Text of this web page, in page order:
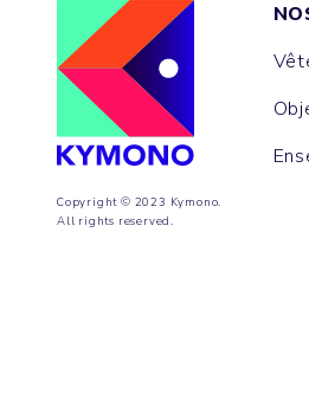
Copyright © 2023 Kymono.
All rights reserved.